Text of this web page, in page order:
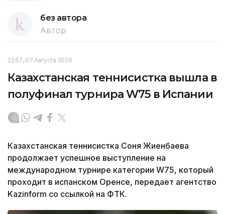
без автора
Автор
22:57, 07 Августа 2026
Казахстанская теннисистка вышла в
полуфинал турнира W75 в Испании
Казахстанская теннисистка Соня Жиенбаева
продолжает успешное выступление на
международном турнире категории W75, который
проходит в испанском Оренсе, передает агентство
Kazinform со ссылкой на ФТК.